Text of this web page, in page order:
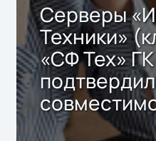
Серверы
Техники»
«СФ Тех»
решением